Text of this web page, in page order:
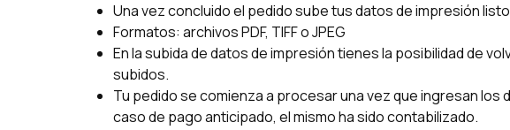
Una vez concluido el pedido sube tus datos de impresión
Formatos: archivos PDF, TIFF o JPEG
En la subida de datos de impresión tienes la posibilidad de
subidos.
Tu pedido se comienza a procesar una vez que ingresan los
caso de pago anticipado, el mismo ha sido contabilizado.